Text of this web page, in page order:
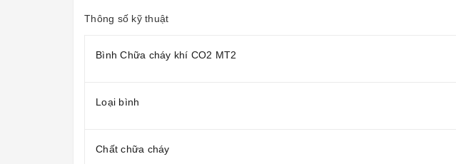
Thông số kỹ thuật
Bình Chữa cháy khí CO2 MT2
Loại bình
Chất chữa cháy